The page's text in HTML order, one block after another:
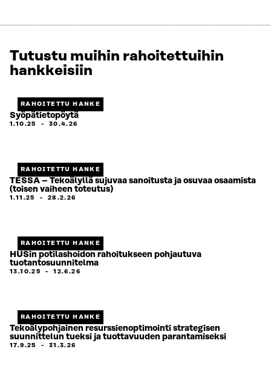
Tutustu muihin rahoitettuihin
hankkeisiin
RAHOITETTU HANKE
Syöpätietopöytä
1.10.25 - 30.4.26
RAHOITETTU HANKE
TESSA – Tekoälyllä sujuvaa sanoitusta ja osuvaa osaamista
(toisen vaiheen toteutus)
1.11.25 - 28.2.26
RAHOITETTU HANKE
HUSin potilashoidon rahoitukseen pohjautuva
tuotantosuunnitelma
13.10.25 -12.6.26
RAHOITETTU HANKE
Tekoälypohjainen resurssienoptimointi strategisen
suunnittelun tueksi ja tuottavuuden parantamiseksi
17.9.25 - 31.3.26